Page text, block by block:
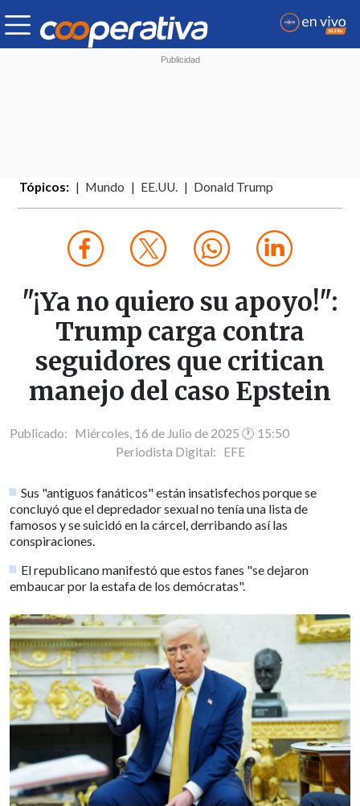
Tópicos: Mundo EE.UU. Donald Trump
"¡Ya no quiero su apoyo!":
Trump carga contra
seguidores que critican
manejo del caso Epstein
Publicado: Miércoles, 16 de Julio de 2025 🕐 15:50
Periodista Digital: EFE
Sus "antiguos fanáticos" están insatisfechos porque se
concluyó que el depredador sexual no tenía una lista de
famosos y se suicidó en la cárcel, derribando así las
conspiraciones.
El republicano manifestó que estos fanes "se dejaron
embaucar por la estafa de los demócratas".